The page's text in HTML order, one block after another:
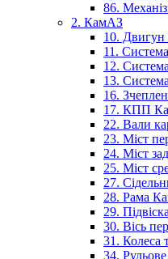
86.
2. КамАЗ
10.
11.
12.
13.
16.
17. КПП
22. Вали
23. Міст
24. Міст
25. Міст
27.
28. Рама
29.
30. Вісь
31. Колеса
34.